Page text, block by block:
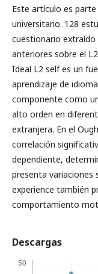
Este artículo es
universitario. 128
cuestionario extraído
anteriores sobre el
Ideal L2 self es un
aprendizaje de
componente como
alto orden en
extranjera. En el
correlación
dependiente,
presenta variaciones
experience también
comportamiento
Descargas